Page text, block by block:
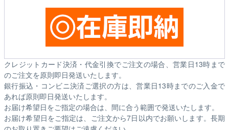
クレジットカード決済・代金引換でご注文の場合、営業日13時まで
のご注文を原則即日発送いたします。
銀行振込・コンビニ決済ご選択の方は、営業日13時までのご入金で
あれば原則即日発送いたします。
お届け希望日をご指定の場合は、間に合う範囲で発送いたします。
お届け希望日をご指定は、ご注文から7日以内でお願いします。長期